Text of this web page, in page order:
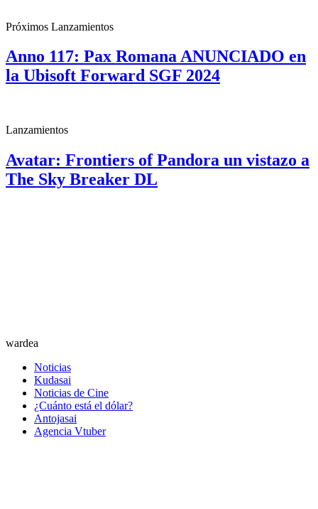
Próximos Lanzamientos
Anno 117: Pax Romana ANUNCIADO en
la Ubisoft Forward SGF 2024
Lanzamientos
Avatar: Frontiers of Pandora un vistazo a
The Sky Breaker DL
wardea
Noticias
Kudasai
Noticias de Cine
¿Cuánto está el dólar?
Antojasai
Agencia Vtuber